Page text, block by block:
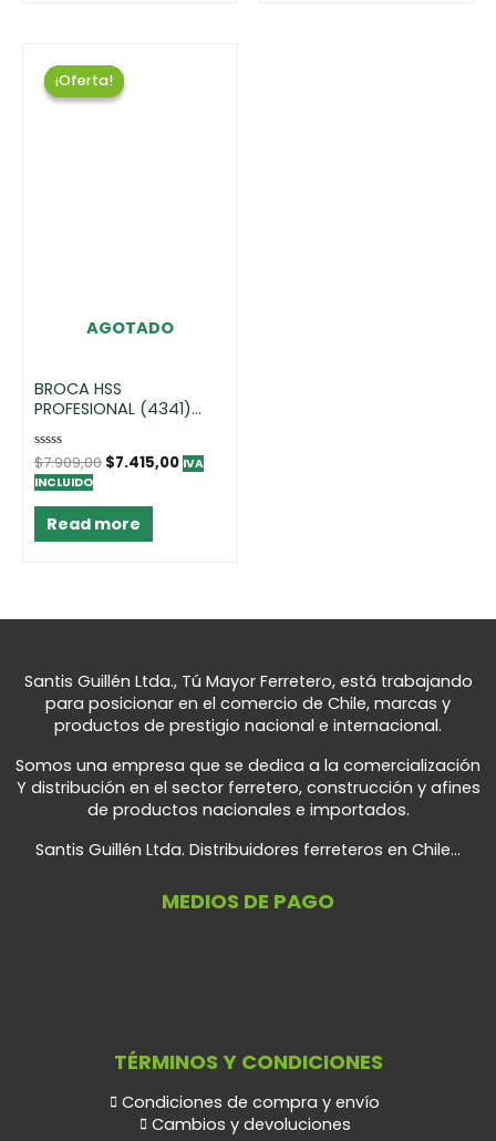
¡Oferta!
AGOTADO
¡Oferta!
BROCA HSS
PROFESIONAL (4341)
Rated
0
out
$7.909,00 $7.415,00 IVA
INCLUIDO
Read more
Santis Guillén Ltda., Tú Mayor Ferretero, está trabajando
para posicionar en el comercio de Chile, marcas y
productos de prestigio nacional e internacional.
Somos una empresa que se dedica a la comercialización
Y distribución en el sector ferretero, construcción y afines
de productos nacionales e importados.
Santis Guillén Ltda. Distribuidores ferreteros en Chile...
MEDIOS DE PAGO
TÉRMINOS Y CONDICIONES
Condiciones de compra y envío
Cambios y devoluciones